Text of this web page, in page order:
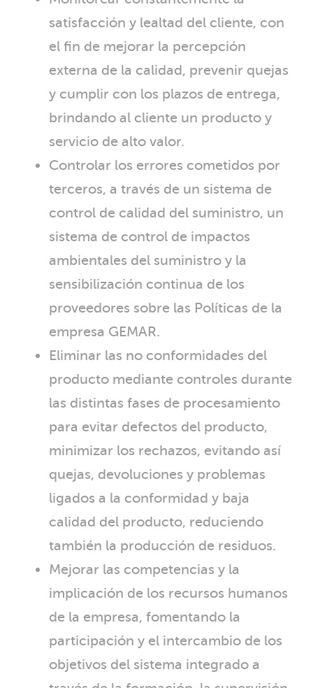
satisfacción y lealtad del cliente, con
el fin de mejorar la percepción
externa de la calidad, prevenir quejas
y cumplir con los plazos de entrega,
brindando al cliente un producto y
servicio de alto valor.
Controlar los errores cometidos por
terceros, a través de un sistema de
control de calidad del suministro, un
sistema de control de impactos
ambientales del suministro y la
sensibilización continua de los
proveedores sobre las Políticas de la
empresa GEMAR.
Eliminar las no conformidades del
producto mediante controles durante
las distintas fases de procesamiento
para evitar defectos del producto,
minimizar los rechazos, evitando así
quejas, devoluciones y problemas
ligados a la conformidad y baja
calidad del producto, reduciendo
también la producción de residuos.
Mejorar las competencias y la
implicación de los recursos humanos
de la empresa, fomentando la
participación y el intercambio de los
objetivos del sistema integrado a